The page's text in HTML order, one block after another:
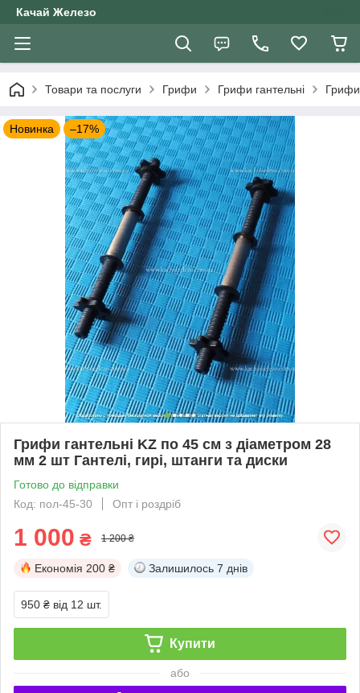
Качай Железо
Товари та послуги Грифи Грифи гантельні Грифи
Новинка –17%
Грифи гантельні KZ по 45 см з діаметром 28
мм 2 шт Гантелі, гирі, штанги та диски
Готово до відправки
Код: пол-45-30
Опт і роздріб
1 000 ₴ 1 200 ₴
Економія 200 ₴ Залишилось 7 днів
950 ₴ від 12 шт.
Купити
або